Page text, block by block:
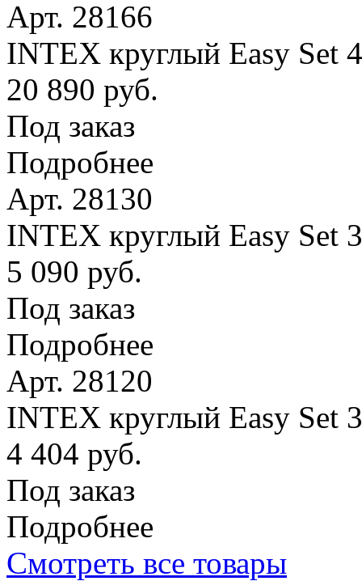
Арт. 28166
INTEX круглый Easy Set
20 890 руб.
Под заказ
Подробнее
Арт. 28130
INTEX круглый Easy Set
5 090 руб.
Под заказ
Подробнее
Арт. 28120
INTEX круглый Easy Set
4 404 руб.
Под заказ
Подробнее
Смотреть все товары